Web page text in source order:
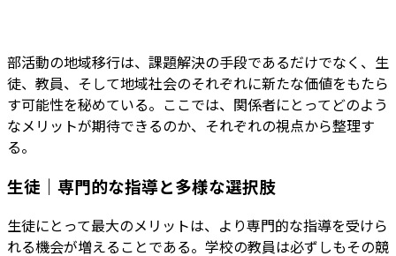
部活動の地域移行は、課題解決の手段であるだけでなく、生
徒、教員、そして地域社会のそれぞれに新たな価値をもたら
す可能性を秘めている。ここでは、関係者にとってどのよう
なメリットが期待できるのか、それぞれの視点から整理す
る。
生徒｜専門的な指導と多様な選択肢
生徒にとって最大のメリットは、より専門的な指導を受けら
れる機会が増えることである。学校の教員は必ずしもその競